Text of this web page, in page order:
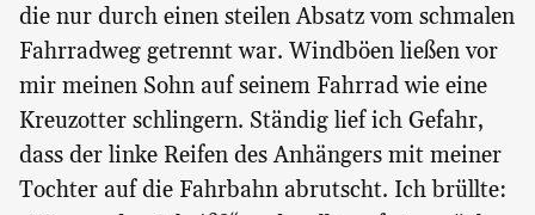
die nur durch einen steilen Absatz vom schmalen
Fahrradweg getrennt war. Windböen ließen vor
mir meinen Sohn auf seinem Fahrrad wie eine
Kreuzotter schlingern. Ständig lief ich Gefahr,
dass der linke Reifen des Anhängers mit meiner
Tochter auf die Fahrbahn abrutscht. Ich brüllte: